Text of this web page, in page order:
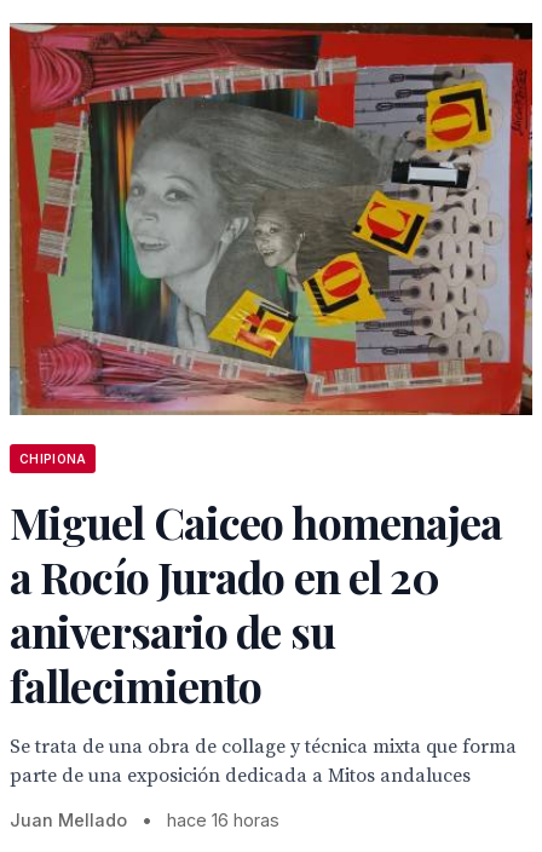
CHIPIONA
Miguel Caiceo homenajea
a Rocío Jurado en el 20
aniversario de su
fallecimiento
Se trata de una obra de collage y técnica mixta que forma
parte de una exposición dedicada a Mitos andaluces
Juan Mellado • hace 16 horas